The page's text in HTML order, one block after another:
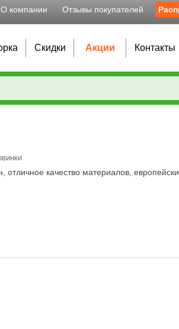
О компании Отзывы покупателей
Скидки Акции Контакты
качество материалов,